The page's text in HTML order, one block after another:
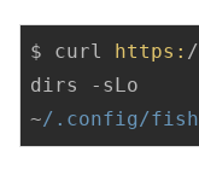
$ curl https: /
dirs -sLo
~/.config/fish